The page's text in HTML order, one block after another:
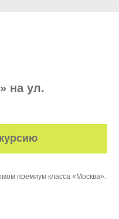
на ул.
премиум класса «Москва».